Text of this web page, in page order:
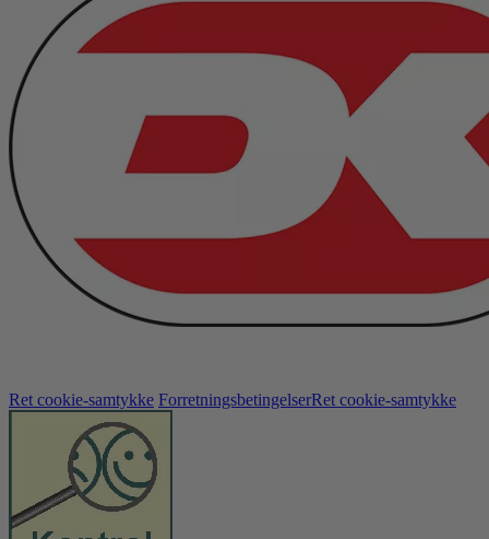
Ret cookie-samtykke ForretningsbetingelserRet cookie-samtykke